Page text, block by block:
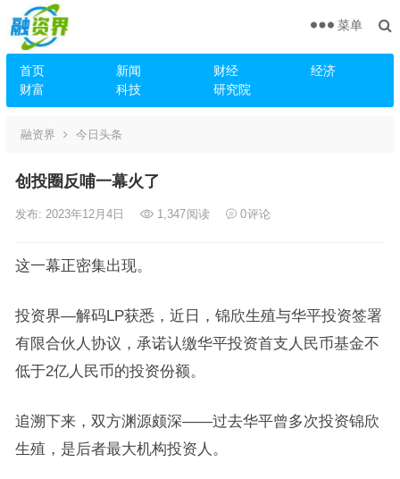
首页 新闻 财经
经济
财富
科技 研究院
菜单
融资界 今日头条
创投圈反哺一幕火了
发布: 2023年12月4日 1,347阅读 0评论
这一幕正密集出现。
投资界—解码LP获悉，近日，锦欣生殖与华平投资签署
有限合伙人协议，承诺认缴华平投资首支人民币基金不
低于2亿人民币的投资份额。
追溯下来，双方渊源颇深——过去华平曾多次投资锦欣
生殖，是后者最大机构投资人。